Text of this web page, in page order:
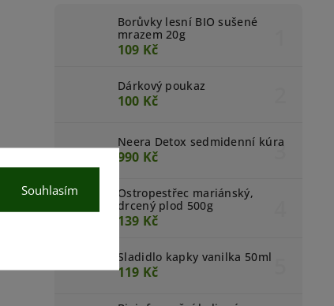
Souhlasím
Borůvky lesní BIO sušené
mrazem 20g
109 Kč
Dárkový poukaz
100 Kč
Neera Detox sedmidenní kúra
990 Kč
Ostropestřec mariánský,
drcený plod 500g
139 Kč
Sladidlo kapky vanilka 50ml
119 Kč